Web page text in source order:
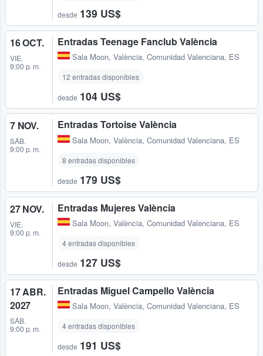
desde 139 US$
16 OCT.
VIE.
9:00 p. m.
Entradas Teenage Fanclub València
Sala Moon, València, Comunidad Valenciana, ES
12 entradas disponibles
desde 104 US$
7 NOV.
SÁB.
9:00 p. m.
Entradas Tortoise València
Sala Moon, València, Comunidad Valenciana, ES
8 entradas disponibles
desde 179 US$
27 NOV.
VIE.
9:00 p. m.
Entradas Mujeres València
Sala Moon, València, Comunidad Valenciana, ES
4 entradas disponibles
desde 127 US$
17 ABR.
2027
SÁB.
9:00 p. m.
Entradas Miguel Campello València
Sala Moon, València, Comunidad Valenciana, ES
4 entradas disponibles
desde 191 US$